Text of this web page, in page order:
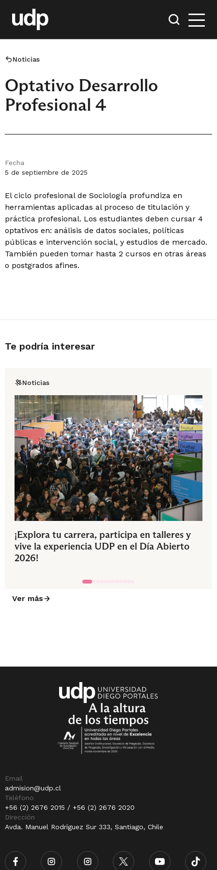
Noticias
Optativo Desarrollo
Profesional 4
Fecha
5 de septiembre de 2025
El ciclo profesional de Sociología profundiza en
herramientas aplicadas al proceso de titulación y
práctica profesional. Los estudiantes deben cursar 4
optativos en: análisis de datos sociales, políticas
públicas e intervención social, y estudios de mercado.
También pueden tomar hasta 2 cursos en otras áreas
o postgrados afines.
Te podría interesar
Noticias
¡Explora tu carrera, participa en talleres y
vive la experiencia UDP en el Día Abierto
2026!
Ver más
Email
admision@udp.cl
Teléfono
+56 (2) 2676 2015 / +56 (2) 2676 2020
Dirección
Avda. Manuel Rodríguez Sur 333, Santiago, Chile